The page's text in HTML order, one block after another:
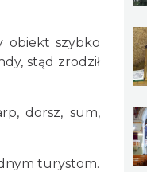
obiekt szybko
stąd zrodził
dorsz, sum,
turystom.